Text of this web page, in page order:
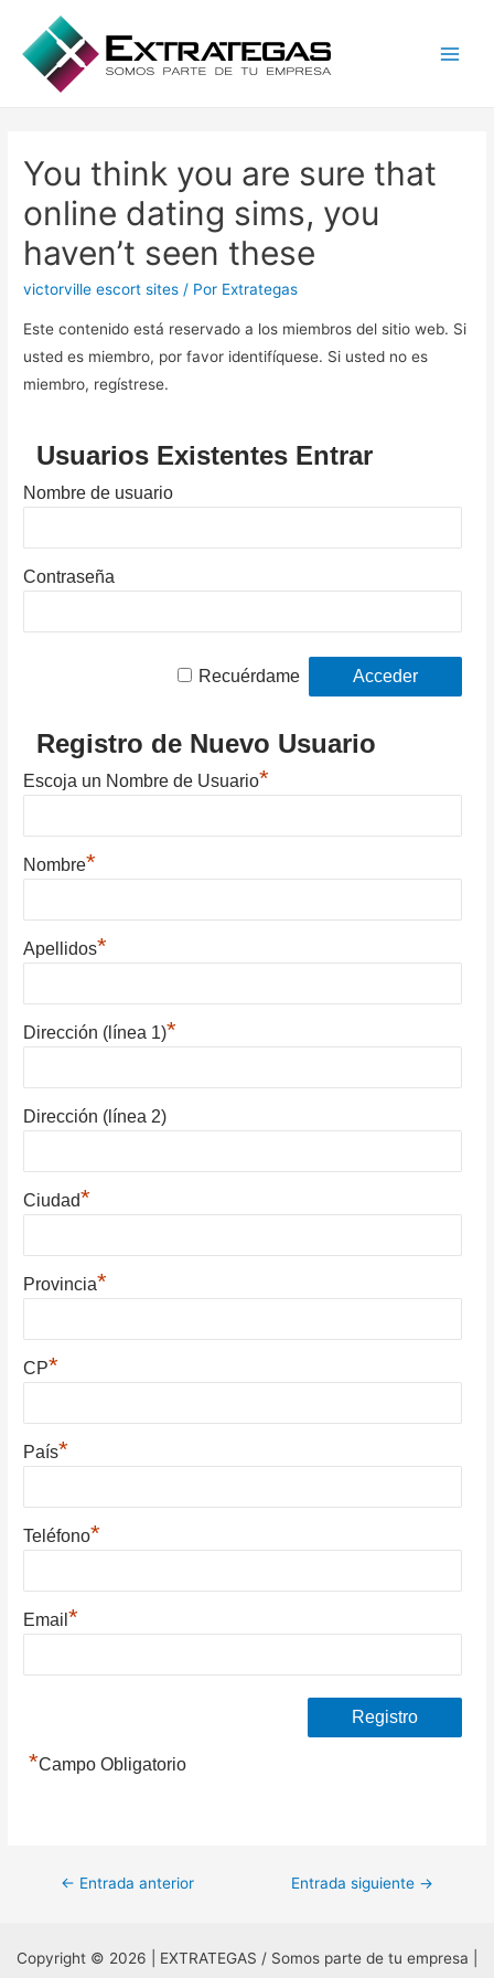
You think you are sure that
online dating sims, you
haven’t seen these
victorville escort sites / Por Extrategas
Este contenido está reservado a los miembros del sitio web. Si
usted es miembro, por favor identifíquese. Si usted no es
miembro, regístrese.
Usuarios Existentes Entrar
Nombre de usuario
Contraseña
Recuérdame
Registro de Nuevo Usuario
Escoja un Nombre de Usuario*
Nombre*
Apellidos*
Dirección (línea 1)*
Dirección (línea 2)
Ciudad*
Provincia*
CP*
País*
Teléfono*
Email*
*Campo Obligatorio
Navegación
entradas
← Entrada anterior Entrada siguiente →
Copyright © 2026 | EXTRATEGAS / Somos parte de tu empresa |